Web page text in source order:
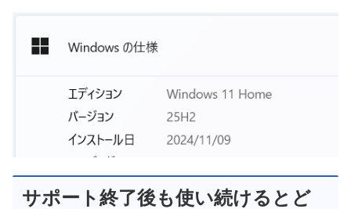
サポート終了後も使い続けるとど